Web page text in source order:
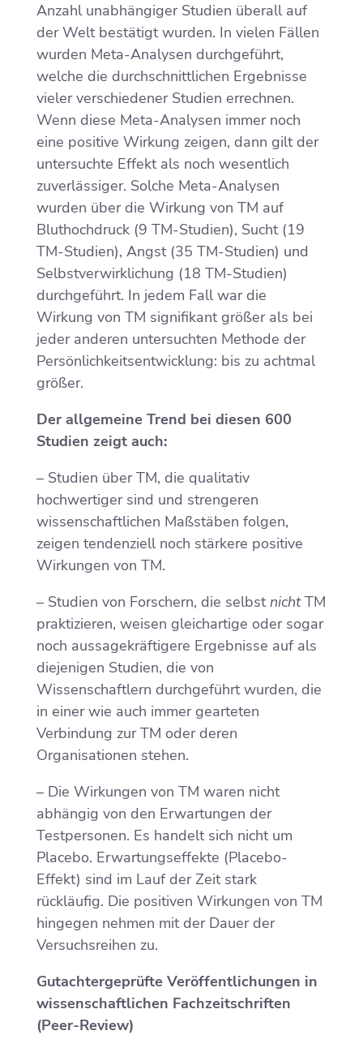
Anzahl unabhängiger Studien überall auf
der Welt bestätigt wurden. In vielen Fällen
wurden Meta-Analysen durchgeführt,
welche die durchschnittlichen Ergebnisse
vieler verschiedener Studien errechnen.
Wenn diese Meta-Analysen immer noch
eine positive Wirkung zeigen, dann gilt der
untersuchte Effekt als noch wesentlich
zuverlässiger. Solche Meta-Analysen
wurden über die Wirkung von TM auf
Bluthochdruck (9 TM-Studien), Sucht (19
TM-Studien), Angst (35 TM-Studien) und
Selbstverwirklichung (18 TM-Studien)
durchgeführt. In jedem Fall war die
Wirkung von TM signifikant größer als bei
jeder anderen untersuchten Methode der
Persönlichkeitsentwicklung: bis zu achtmal
größer.
Der allgemeine Trend bei diesen 600
Studien zeigt auch:
– Studien über TM, die qualitativ
hochwertiger sind und strengeren
wissenschaftlichen Maßstäben folgen,
zeigen tendenziell noch stärkere positive
Wirkungen von TM.
– Studien von Forschern, die selbst nicht TM
praktizieren, weisen gleichartige oder sogar
noch aussagekräftigere Ergebnisse auf als
diejenigen Studien, die von
Wissenschaftlern durchgeführt wurden, die
in einer wie auch immer gearteten
Verbindung zur TM oder deren
Organisationen stehen.
– Die Wirkungen von TM waren nicht
abhängig von den Erwartungen der
Testpersonen. Es handelt sich nicht um
Placebo. Erwartungseffekte (Placebo-
Effekt) sind im Lauf der Zeit stark
rückläufig. Die positiven Wirkungen von TM
hingegen nehmen mit der Dauer der
Versuchsreihen zu.
Gutachtergeprüfte Veröffentlichungen in
wissenschaftlichen Fachzeitschriften
(Peer-Review)